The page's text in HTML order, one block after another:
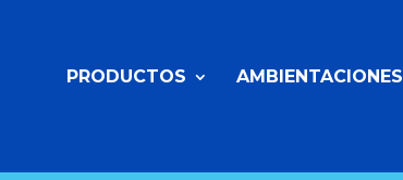
PRODUCTOS AMBIENTACIONES